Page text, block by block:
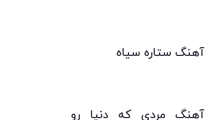
آهنگ ستاره سیاه
آهنگ مردی که دنیا رو